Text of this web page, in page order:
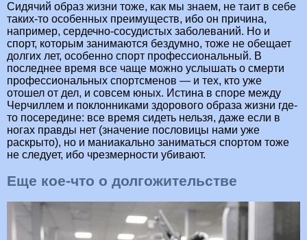
Сидячий образ жизни тоже, как мы знаем, не таит в себе
таких-то особенных преимуществ, ибо он причина,
например, сердечно-сосудистых заболеваний. Но и
спорт, которым занимаются бездумно, тоже не обещает
долгих лет, особенно спорт профессиональный. В
последнее время все чаще можно услышать о смерти
профессиональных спортсменов — и тех, кто уже
отошел от дел, и совсем юных. Истина в споре между
Черчиллем и поклонниками здорового образа жизни где-
то посередине: все время сидеть нельзя, даже если в
ногах правды нет (значение пословицы нами уже
раскрыто), но и маниакально заниматься спортом тоже
не следует, ибо чрезмерности убивают.
Еще кое-что о долгожительстве